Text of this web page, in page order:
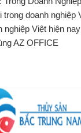
doanh nghiệp
Việt hiện nay
AZ OFFICE